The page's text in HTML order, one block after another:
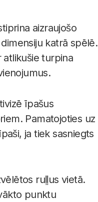
aizraujošo
katrā spēlē.
atlikušie turpina
īpašus
Pamatojoties uz
ja tiek sasniegts
ruļļus vietā.
punktu